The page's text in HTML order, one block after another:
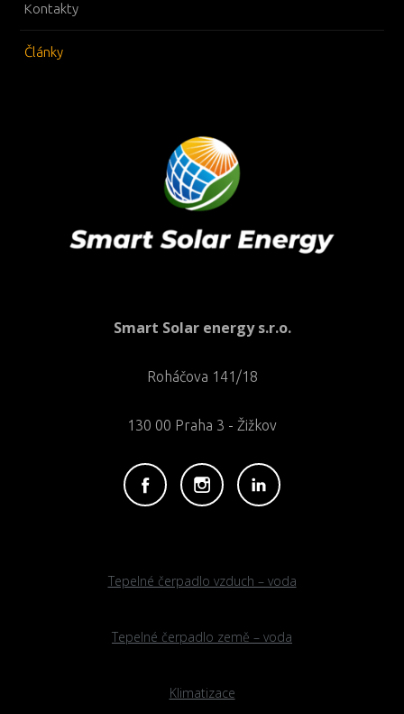
Kontakty
Články
Smart Solar energy s.r.o.
Roháčova 141/18
130 00 Praha 3 - Žižkov
Tepelné čerpadlo vzduch – voda
Tepelné čerpadlo země – voda
Klimatizace